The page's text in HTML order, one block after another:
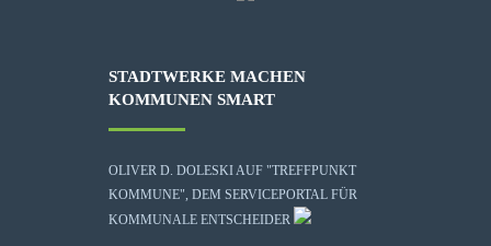
STADTWERKE MACHEN
KOMMUNEN SMART
OLIVER D. DOLESKI AUF "TREFFPUNKT
KOMMUNE", DEM SERVICEPORTAL FÜR
KOMMUNALE ENTSCHEIDER